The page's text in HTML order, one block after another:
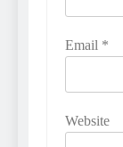
Email *
Website